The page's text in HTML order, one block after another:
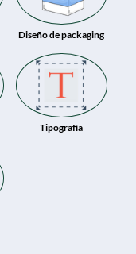
Diseño de packaging
Tipografía